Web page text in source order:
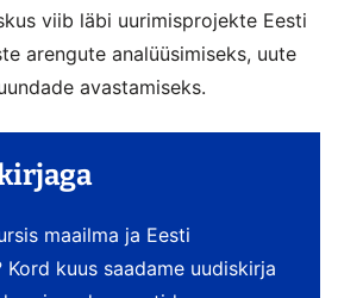
viib läbi uurimisprojekte Eesti
arengute analüüsimiseks, uute
avastamiseks.
maailma ja Eesti
Kord kuus saadame uudiskirja